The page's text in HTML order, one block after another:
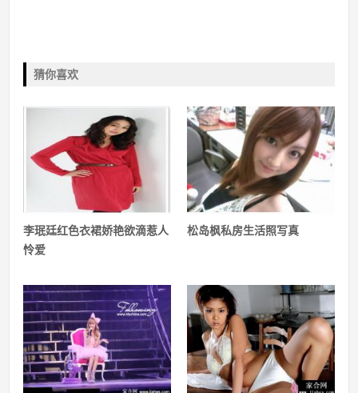
猜你喜欢
李珉廷红色衣裙娇艳欲滴惹人
怜爱
松岛枫私房生活照写真